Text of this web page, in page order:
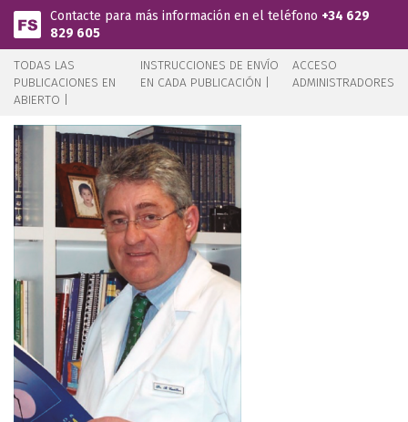
Pasar al contenido principal
Contacte para más información en el teléfono +34 629
829 605
TODAS LAS
PUBLICACIONES EN
ABIERTO |
INSTRUCCIONES DE ENVÍO
EN CADA PUBLICACIÓN |
ACCESO
ADMINISTRADORES